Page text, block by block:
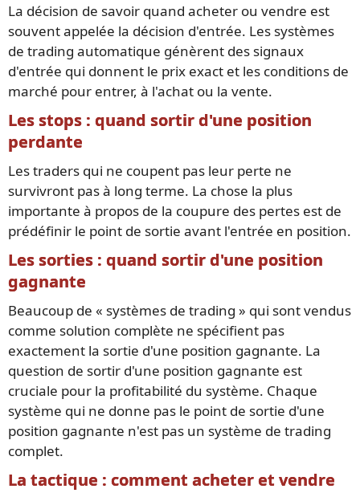
La décision de savoir quand acheter ou vendre est
souvent appelée la décision d'entrée. Les systèmes
de trading automatique génèrent des signaux
d'entrée qui donnent le prix exact et les conditions de
marché pour entrer, à l'achat ou la vente.
Les stops : quand sortir d'une position
perdante
Les traders qui ne coupent pas leur perte ne
survivront pas à long terme. La chose la plus
importante à propos de la coupure des pertes est de
prédéfinir le point de sortie avant l'entrée en position.
Les sorties : quand sortir d'une position
gagnante
Beaucoup de « systèmes de trading » qui sont vendus
comme solution complète ne spécifient pas
exactement la sortie d'une position gagnante. La
question de sortir d'une position gagnante est
cruciale pour la profitabilité du système. Chaque
système qui ne donne pas le point de sortie d'une
position gagnante n'est pas un système de trading
complet.
La tactique : comment acheter et vendre